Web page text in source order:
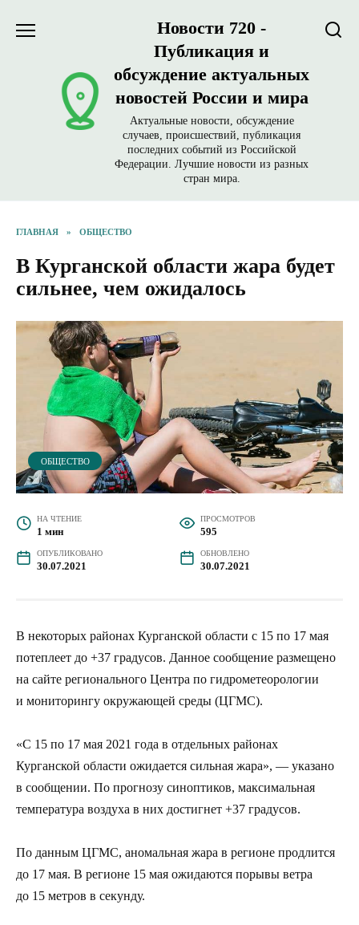
Новости 720 -
Публикация и
обсуждение актуальных
новостей России и мира
Актуальные новости, обсуждение
случаев, происшествий, публикация
последних событий из Российской
Федерации. Лучшие новости из разных
стран мира.
ГЛАВНАЯ » ОБЩЕСТВО
В Курганской области жара будет
сильнее, чем ожидалось
ОБЩЕСТВО
НА ЧТЕНИЕ
1 мин
ПРОСМОТРОВ
595
ОПУБЛИКОВАНО
30.07.2021
ОБНОВЛЕНО
30.07.2021
В некоторых районах Курганской области с 15 по 17 мая
потеплеет до +37 градусов. Данное сообщение размещено
на сайте регионального Центра по гидрометеорологии
и мониторингу окружающей среды (ЦГМС).
«С 15 по 17 мая 2021 года в отдельных районах
Курганской области ожидается сильная жара», — указано
в сообщении. По прогнозу синоптиков, максимальная
температура воздуха в них достигнет +37 градусов.
По данным ЦГМС, аномальная жара в регионе продлится
до 17 мая. В регионе 15 мая ожидаются порывы ветра
до 15 метров в секунду.